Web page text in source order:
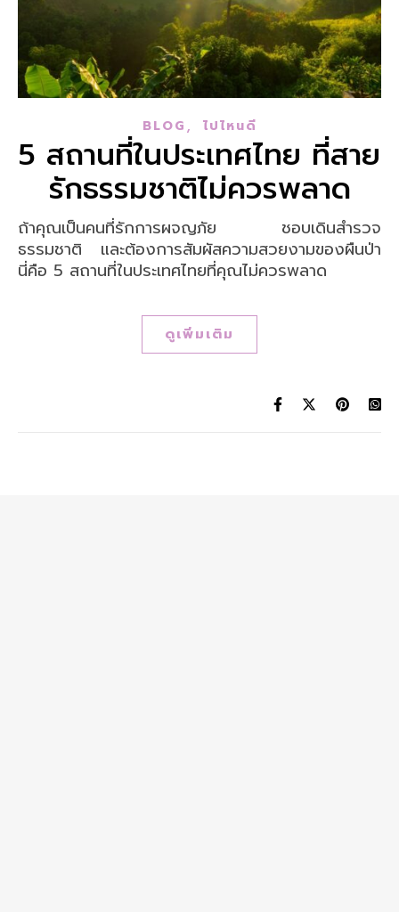
BLOG, ไปไหนดี
5 สถานที่ในประเทศไทย ที่สาย
รักธรรมชาติไม่ควรพลาด
ถ้าคุณเป็นคนที่รักการผจญภัย ชอบเดินสำรวจ
ธรรมชาติ และต้องการสัมผัสความสวยงามของผืนป่า
นี่คือ 5 สถานที่ในประเทศไทยที่คุณไม่ควรพลาด
ดูเพิ่มเติม